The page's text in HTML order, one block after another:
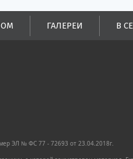
ГАЛЕРЕИ В
ЭЛ № ФС 77 - 72693 от 23.04.2018г.